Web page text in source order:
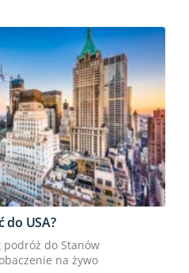
do USA?
do Stanów
na żywo